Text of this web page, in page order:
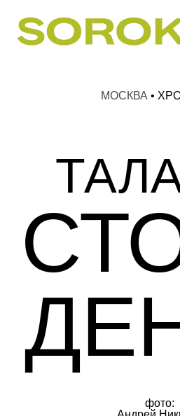
фото:
МОСКВА • Х